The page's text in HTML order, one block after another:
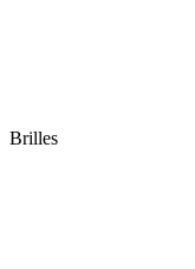
Brilles